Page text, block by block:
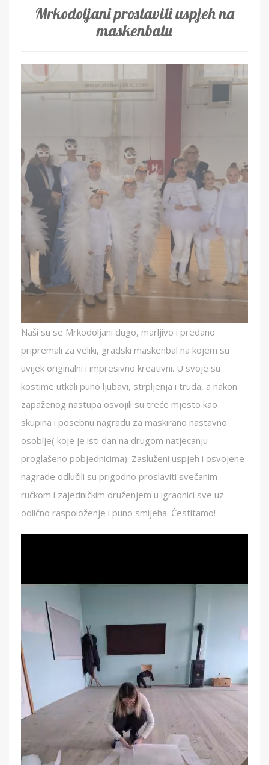
Mrkodoljani proslavili uspjeh na
maskenbalu
Naši su se Mrkodoljani dugo, marljivo i predano
pripremali za veliki, gradski maskenbal na kojem su
uvijek originalni i impresivno kreativni. U svoje su
kostime utkali puno ljubavi, strpljenja i truda, a nakon
zapaženog nastupa osvojili su treće mjesto kao
skupina i posebnu nagradu za maskirano nastavno
osoblje( koje je isti dan na drugom natjecanju
proglašeno pobjednicima). Zasluženi uspjeh i osvojene
nagrade odlučili su prigodno proslaviti svečanim
ručkom i zajedničkim druženjem u igraonici sve uz
odlično raspoloženje i puno smijeha. Čestitamo!